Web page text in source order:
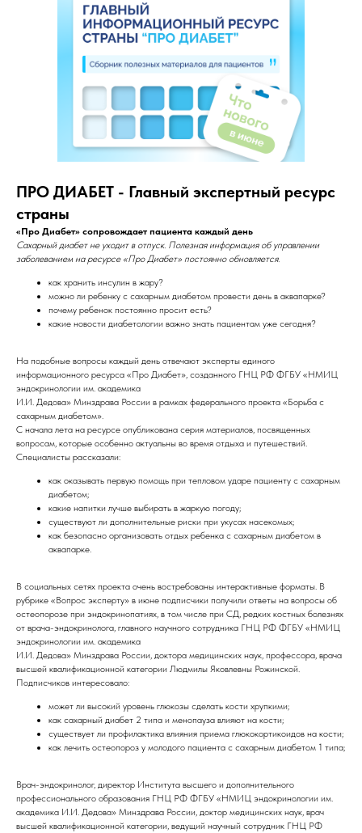
ПРО ДИАБЕТ - Главный экспертный ресурс
страны
«Про Диабет» сопровождает пациента каждый день
Сахарный диабет не уходит в отпуск. Полезная информация об управлении
заболеванием на ресурсе «Про Диабет» постоянно обновляется.
как хранить инсулин в жару?
можно ли ребенку с сахарным диабетом провести день в аквапарке?
почему ребенок постоянно просит есть?
какие новости диабетологии важно знать пациентам уже сегодня?
На подобные вопросы каждый день отвечают эксперты единого
информационного ресурса «Про Диабет», созданного ГНЦ РФ ФГБУ «НМИЦ
эндокринологии им. академика
И.И. Дедова» Минздрава России в рамках федерального проекта «Борьба с
сахарным диабетом».
С начала лета на ресурсе опубликована серия материалов, посвященных
вопросам, которые особенно актуальны во время отдыха и путешествий.
Специалисты рассказали:
как оказывать первую помощь при тепловом ударе пациенту с сахарным
диабетом;
какие напитки лучше выбирать в жаркую погоду;
существуют ли дополнительные риски при укусах насекомых;
как безопасно организовать отдых ребенка с сахарным диабетом в
аквапарке.
В социальных сетях проекта очень востребованы интерактивные форматы. В
рубрике «Вопрос эксперту» в июне подписчики получили ответы на вопросы об
остеопорозе при эндокринопатиях, в том числе при СД, редких костных болезнях
от врача-эндокринолога, главного научного сотрудника ГНЦ РФ ФГБУ «НМИЦ
эндокринологии им. академика
И.И. Дедова» Минздрава России, доктора медицинских наук, профессора, врача
высшей квалификационной категории Людмилы Яковлевны Рожинской.
Подписчиков интересовало:
может ли высокий уровень глюкозы сделать кости хрупкими;
как сахарный диабет 2 типа и менопауза влияют на кости;
существует ли профилактика влияния приема глюкокортикоидов на кости;
как лечить остеопороз у молодого пациента с сахарным диабетом 1 типа;
Врач-эндокринолог, директор Института высшего и дополнительного
профессионального образования ГНЦ РФ ФГБУ «НМИЦ эндокринологии им.
академика И.И. Дедова» Минздрава России, доктор медицинских наук, врач
высшей квалификационной категории, ведущий научный сотрудник ГНЦ РФ